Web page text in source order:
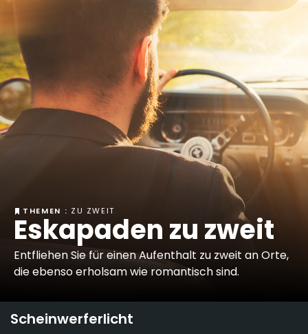
THEMEN : ZU ZWEIT
Eskapaden zu zweit
Entfliehen Sie für einen Aufenthalt zu zweit an Orte,
die ebenso erholsam wie romantisch sind.
Scheinwerferlicht